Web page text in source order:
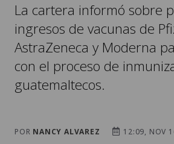
La cartera informó sobre
ingresos de vacunas de
AstraZeneca y Moderna
con el proceso de
guatemaltecos.
POR NANCY ALVAREZ
12:09, NOV